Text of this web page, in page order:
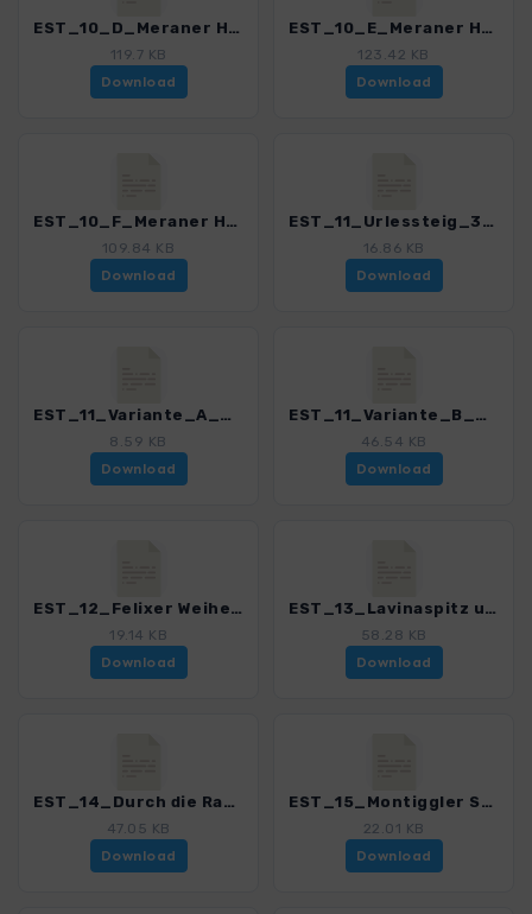
EST_10_D_Meraner Hoehenweg_3152_2.gpx
119.7 KB
Download
EST_10_E_Meraner Hoehenweg_3152_2.gpx
123.42 KB
Download
EST_10_F_Meraner Hoehenweg_3152_2.gpx
109.84 KB
Download
EST_11_Urlessteig_3152_2.gpx
16.86 KB
Download
EST_11_Variante_A_Urlessteig_3152_2.gpx
8.59 KB
Download
EST_11_Variante_B_Urlessteig_3152_2.gpx
46.54 KB
Download
EST_12_Felixer Weiher_3152_2.gpx
19.14 KB
Download
EST_13_Lavinaspitz und Ueberetscher Huette_3152_2.gpx
58.28 KB
Download
EST_14_Durch die Rastenbachklamm_3152_2.gpx
47.05 KB
Download
EST_15_Montiggler Seen_3152_2.gpx
22.01 KB
Download